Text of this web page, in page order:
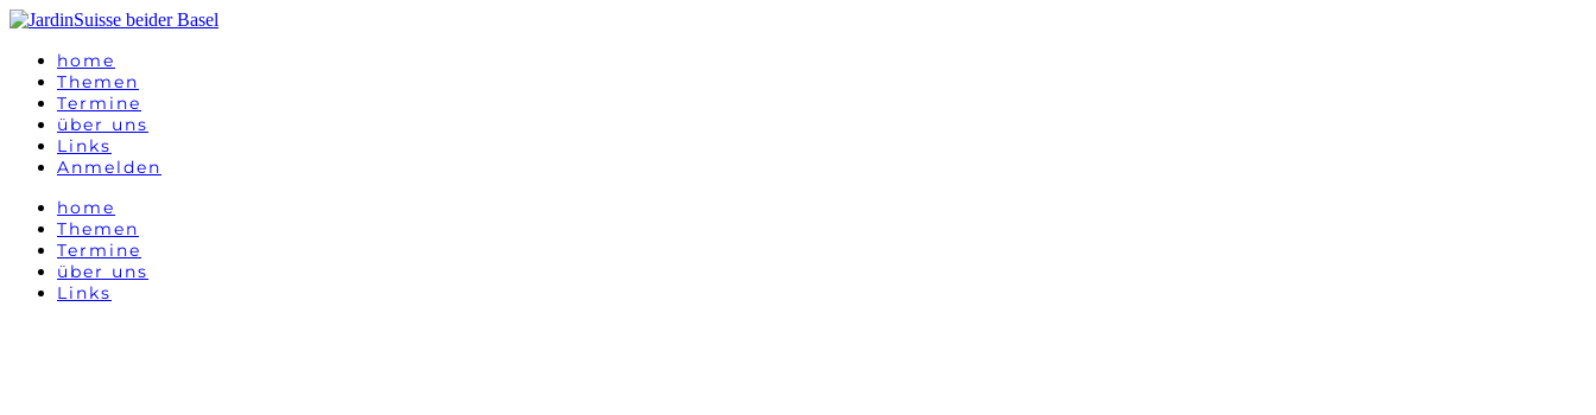
home
Themen
Termine
über uns
Links
Anmelden
home
Themen
Termine
über uns
Links